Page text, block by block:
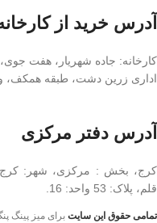
آدرس خرید از
کارخانه: جاده شهریار، هفت
اداری زرین دشت، طبقه همکف، واحد 6 (نمایشگاه دائمی
آدرس دفتر مرکزی
کرج، بخش : مرکزی، شهر: کرج،
قلم، پلاک: 53 واحد: 16.
تمامی حقوق این سایت برای میز پینگ